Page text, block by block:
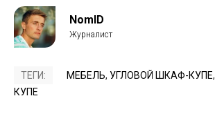
NomID
ТЕГИ: МЕБЕЛЬ, УГЛОВОЙ ШКАФ-КУПЕ,
КУПЕ